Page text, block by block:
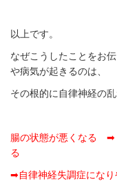
以上です。
なぜこうしたことをお
や病気が起きるのは、
その根的に自律神経の
腸の状態が悪くなる
る
➡自律神経失調症になり